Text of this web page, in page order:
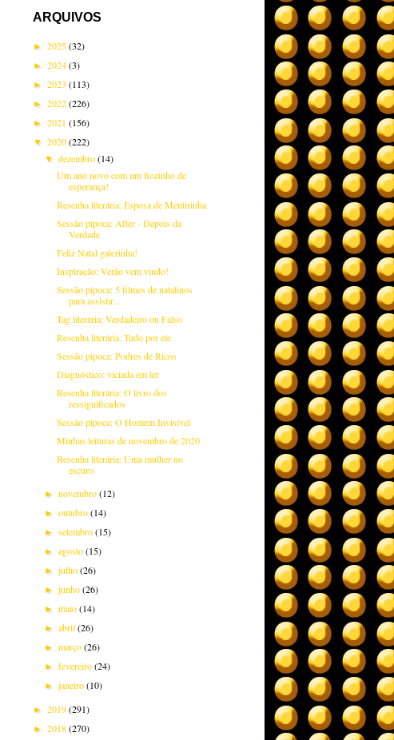
ARQUIVOS
► 2025(32)
► 2024(3)
► 2023 (113)
► 2022(226)
► 2021 (156)
▼ 2020(222)
▼dezembro(14)
Um ano novo com um fiozinho de
esperança!
Resenha literária: Esposa de Mentirinha
Sessão pipoca: After - Depois da
Verdade
Feliz Natal galerinha!
Inspiração: Verão vem vindo!
Sessão pipoca: 5 filmes de natalinos
para assistir...
Tag literária: Verdadeiro ou Falso
Resenha literária: Tudo por ele
Sessão pipoca: Podres de Ricos
Diagnóstico: viciada em ler
Resenha literária: O livro dos
ressignificados
Sessão pipoca: O Homem Invisível
Minhas leituras de novembro de 2020
Resenha literária: Uma mulher no
escuro
►novembro(12)
►outubro(14)
►setembro(15)
►agosto(15)
►julho(26)
►junho(26)
►maio(14)
►abril(26)
►março(26)
►fevereiro(24)
►janeiro(10)
► 2019(291)
► 2018(270)